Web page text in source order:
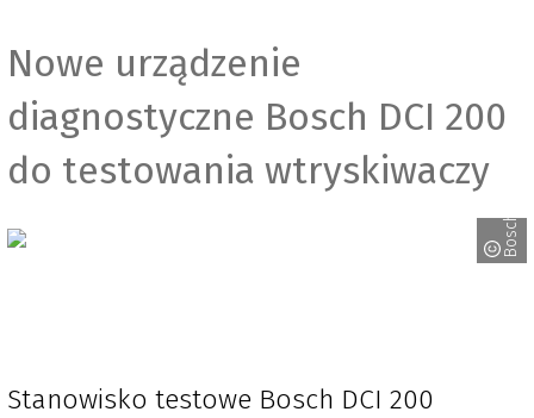
Nowe urządzenie
diagnostyczne Bosch DCI 200
do testowania wtryskiwaczy
Bosch
Stanowisko testowe Bosch DCI 200